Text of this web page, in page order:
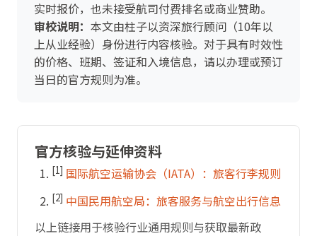
实时报价，也未接受航司付费排名或商业赞助。
审校说明： 本文由柱子以资深旅行顾问（10年以
上从业经验）身份进行内容核验。对于具有时效性
的价格、班期、签证和入境信息，请以办理或预订
当日的官方规则为准。
官方核验与延伸资料
[1] 国际航空运输协会（IATA）：旅客行李规则
[2] 中国民用航空局：旅客服务与航空出行信息
以上链接用于核验行业通用规则与获取最新政